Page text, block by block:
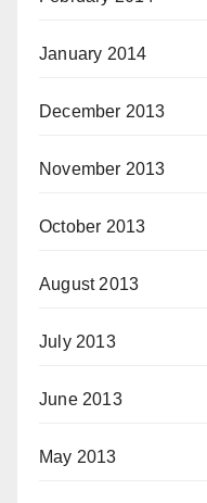
January 2014
December 2013
November 2013
October 2013
August 2013
July 2013
June 2013
May 2013